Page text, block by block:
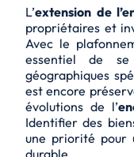
L’extension de
propriétaires et
Avec le
essentiel de
géographiques
est encore
évolutions de l’
Identifier des
une priorité pour